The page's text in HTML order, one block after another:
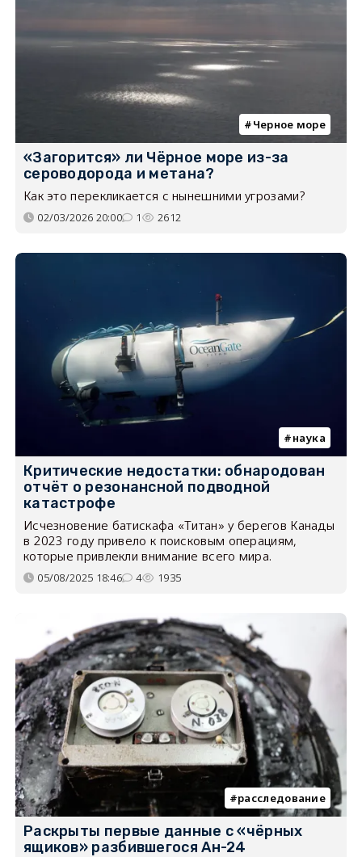
Черное море
«Загорится» ли Чёрное море из-за
сероводорода и метана?
Как это перекликается с нынешними угрозами?
02/03/2026 20:00 1 2612
наука
Критические недостатки: обнародован
отчёт о резонансной подводной
катастрофе
Исчезновение батискафа «Титан» у берегов Канады
в 2023 году привело к поисковым операциям,
которые привлекли внимание всего мира.
05/08/2025 18:46 4 1935
расследование
Раскрыты первые данные с «чёрных
ящиков» разбившегося Ан-24